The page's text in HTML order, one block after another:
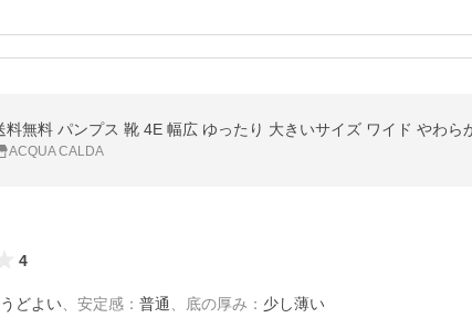
ACQUA CALDA
4
どよい 安定感 ： 普通 底の厚み ： 少し薄い